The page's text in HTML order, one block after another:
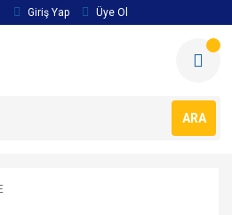
Giriş Yap Üye Ol
ARA